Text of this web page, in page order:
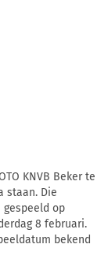
KNVB Beker te
staan. Die
op
8 februari.
bekend